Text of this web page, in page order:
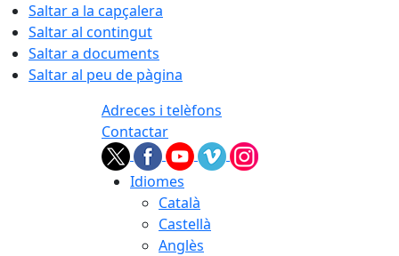
Saltar a la capçalera
Saltar al contingut
Saltar a documents
Saltar al peu de pàgina
Adreces i telèfons
Contactar
Idiomes
Català
Castellà
Anglès